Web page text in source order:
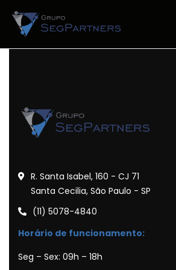
R. Santa Isabel, 160 - CJ 71
Santa Cecilia, São Paulo - SP
(11) 5078-4840
Horário de funcionamento:
Seg – Sex: 09h – 18h